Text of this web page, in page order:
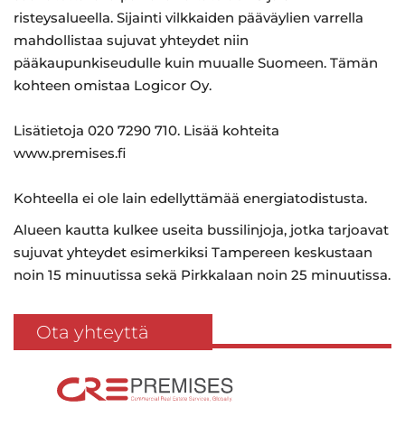
risteysalueella. Sijainti vilkkaiden pääväylien varrella
mahdollistaa sujuvat yhteydet niin
pääkaupunkiseudulle kuin muualle Suomeen. Tämän
kohteen omistaa Logicor Oy.
Lisätietoja 020 7290 710. Lisää kohteita
www.premises.fi
Kohteella ei ole lain edellyttämää energiatodistusta.
Alueen kautta kulkee useita bussilinjoja, jotka tarjoavat
sujuvat yhteydet esimerkiksi Tampereen keskustaan
noin 15 minuutissa sekä Pirkkalaan noin 25 minuutissa.
Ota yhteyttä